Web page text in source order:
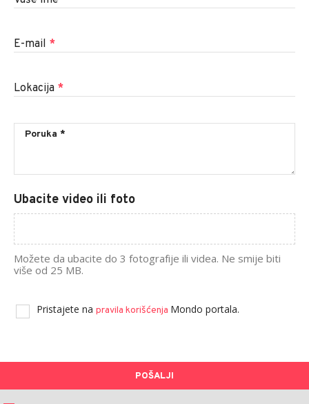
E-mail *
Lokacija *
Ubacite video ili foto
Možete da ubacite do 3 fotografije ili videa. Ne smije biti
više od 25 MB.
Pristajete na pravila korišćenja Mondo portala.
POŠALJI